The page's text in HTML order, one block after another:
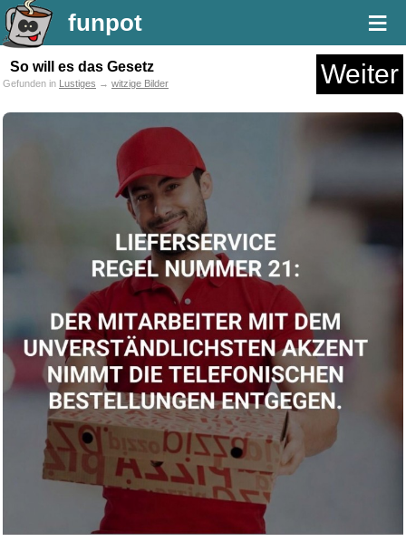
funpot ≡
So will es das Gesetz Weiter
Gefunden in Lustiges → witzige Bilder